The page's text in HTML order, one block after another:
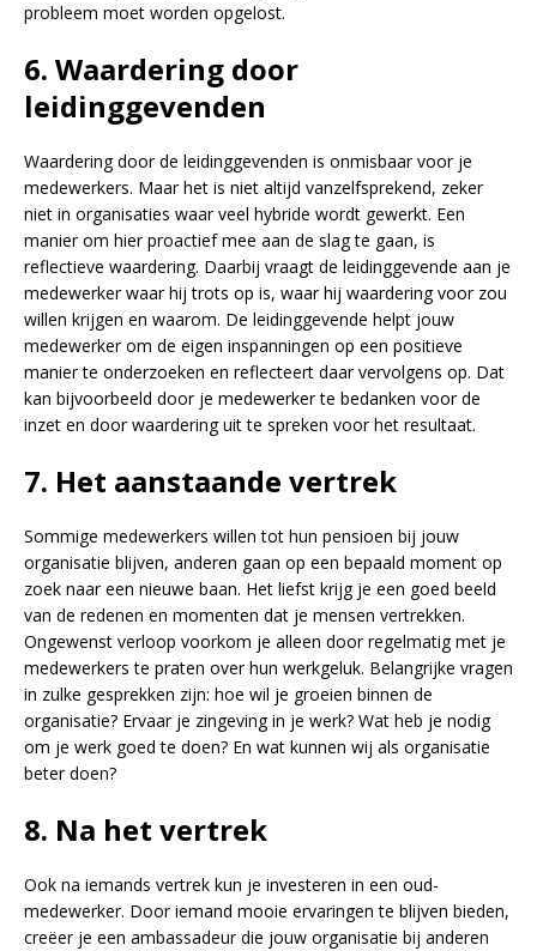
probleem moet worden opgelost.
6. Waardering door
leidinggevenden
Waardering door de leidinggevenden is onmisbaar voor je
medewerkers. Maar het is niet altijd vanzelfsprekend, zeker
niet in organisaties waar veel hybride wordt gewerkt. Een
manier om hier proactief mee aan de slag te gaan, is
reflectieve waardering. Daarbij vraagt de leidinggevende aan je
medewerker waar hij trots op is, waar hij waardering voor zou
willen krijgen en waarom. De leidinggevende helpt jouw
medewerker om de eigen inspanningen op een positieve
manier te onderzoeken en reflecteert daar vervolgens op. Dat
kan bijvoorbeeld door je medewerker te bedanken voor de
inzet en door waardering uit te spreken voor het resultaat.
7. Het aanstaande vertrek
Sommige medewerkers willen tot hun pensioen bij jouw
organisatie blijven, anderen gaan op een bepaald moment op
zoek naar een nieuwe baan. Het liefst krijg je een goed beeld
van de redenen en momenten dat je mensen vertrekken.
Ongewenst verloop voorkom je alleen door regelmatig met je
medewerkers te praten over hun werkgeluk. Belangrijke vragen
in zulke gesprekken zijn: hoe wil je groeien binnen de
organisatie? Ervaar je zingeving in je werk? Wat heb je nodig
om je werk goed te doen? En wat kunnen wij als organisatie
beter doen?
8. Na het vertrek
Ook na iemands vertrek kun je investeren in een oud-
medewerker. Door iemand mooie ervaringen te blijven bieden,
creëer je een ambassadeur die jouw organisatie bij anderen